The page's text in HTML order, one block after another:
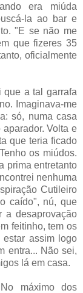
era miúda
la ao bar e
"E se não me
que fizeres 35
oficialmente
que a tal garrafa
Imaginava-me
só, numa casa
Volta e
que teria ficado
os miúdos.
prima entretanto
nenhuma
Cutileiro
caído", nú, que
a desaprovação
feitinho, tem os
assim logo
entra... Não sei,
lá em casa.
máximo dos